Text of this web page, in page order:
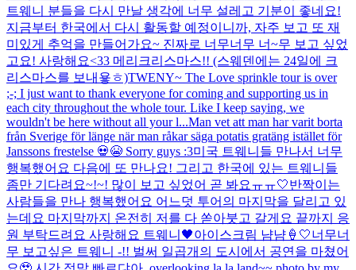
트웨니 분들을 다시 만날 생각에 너무 설레고 기분이 좋네요!
지금부터 한국에서 다시 활동할 예정이니까, 자주 보고 또 재
미있게 추억을 만들어가요~ 진짜로 너무너무 너~무 보고 싶었
고요! 사랑해요<33 메리크리스마스!! (스웨덴에는 24일에 크
리스마스를 보내욯ㅎ)TWENY~ The Love sprinkle tour is over
;-; I just want to thank everyone for coming and supporting us in
each city throughout the whole tour. Like I keep saying, we
wouldn't be here without all your l...Man vet att man har varit borta
från Sverige för länge när man råkar säga potatis gratäng istället för
Janssons frestelse 💀😭 Sorry guys :3미국 트웨니들 만나서 너무
행복했어요 다음에 또 만나요! 그리고 한국에 있는 트웨니들
좀만 기다려요~!~! 많이 보고 싶었어 곧 봐요ㅠㅠ🤍반짝이는
사람들을 만나 행복했어요 어느덧 투어의 마지막을 달리고 있
는데요 마지막까지 온전히 저를 다 쏟아붓고 갈게요 끝까지 응
원 부탁드려요 사랑해요 트웨니🖤아이스크림 냠냠🍦🤍너무너
무 보고싶은 트웨니 -!! 벌써 일곱개의 도시에서 공연을 마쳤어